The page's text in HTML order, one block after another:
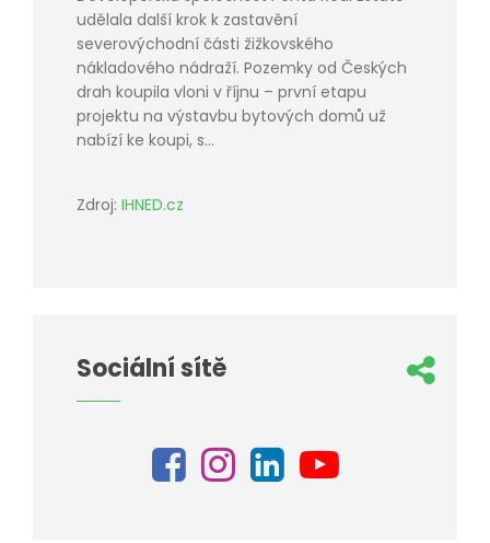
udělala další krok k zastavění
severovýchodní části žižkovského
nákladového nádraží. Pozemky od Českých
drah koupila vloni v říjnu – první etapu
projektu na výstavbu bytových domů už
nabízí ke koupi, s...
Zdroj: IHNED.cz
Sociální sítě